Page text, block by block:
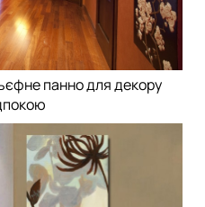
панно для декору